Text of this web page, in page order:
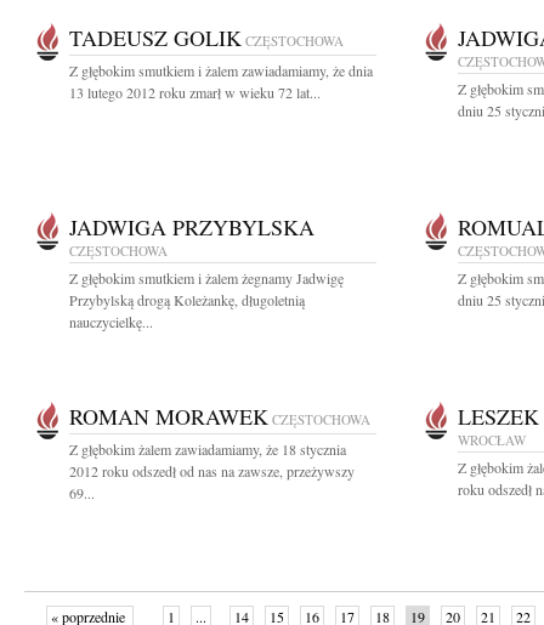
TADEUSZ GOLIK CZĘSTOCHOWA
Z głębokim smutkiem i żalem zawiadamiamy, że dnia
13 lutego 2012 roku zmarł w wieku 72 lat...
Z głębokim
dniu 25
JADWIGA PRZYBYLSKA
CZĘSTOCHOWA
Z głębokim smutkiem i żalem żegnamy Jadwigę
Przybylską drogą Koleżankę, długoletnią
nauczycielkę...
Z głębokim
dniu 25
ROMAN MORAWEK CZĘSTOCHOWA
Z głębokim żalem zawiadamiamy, że 18 stycznia
2012 roku odszedł od nas na zawsze, przeżywszy
69...
WROCŁAW
Z głębokim
roku odszedł
« poprzednie 1 ... 14 15 16 17 18 19 20 21 22